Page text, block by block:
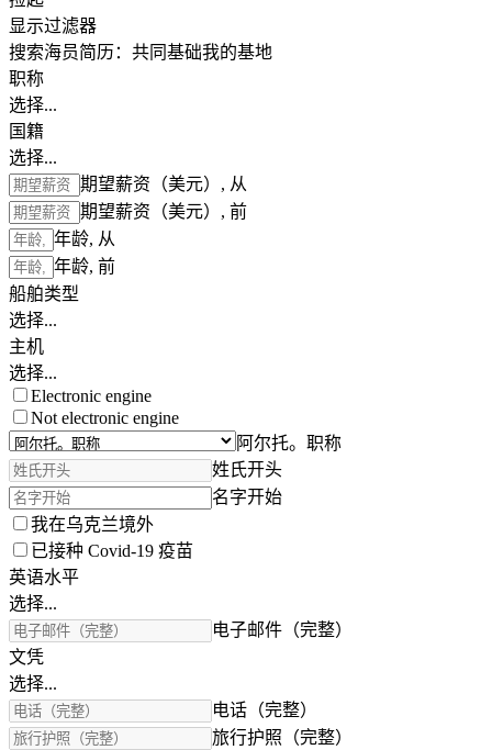
显示过滤器
搜索海员简历： 共同基础我的基地
职称
选择...
国籍
选择...
期望薪资（美元）, 从
期望薪资（美元）, 前
年龄, 从
年龄, 前
船舶类型
选择...
主机
选择...
Electronic engine
Not electronic engine
阿尔托。职称
姓氏开头
名字开始
我在乌克兰境外
已接种 Covid-19 疫苗
英语水平
选择...
电子邮件（完整）
文凭
选择...
电话（完整）
旅行护照（完整）